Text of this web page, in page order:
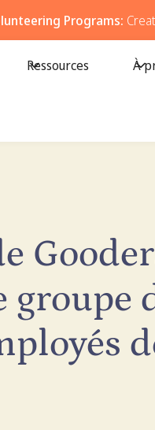
Programs:
Ressources À